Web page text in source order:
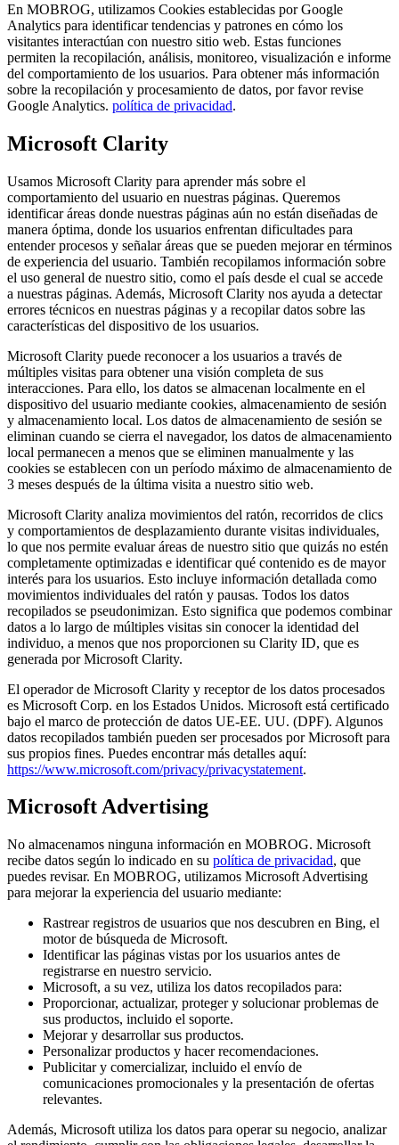
En MOBROG, utilizamos Cookies establecidas por Google
Analytics para identificar tendencias y patrones en cómo los
visitantes interactúan con nuestro sitio web. Estas funciones
permiten la recopilación, análisis, monitoreo, visualización e informe
del comportamiento de los usuarios. Para obtener más información
sobre la recopilación y procesamiento de datos, por favor revise
Google Analytics. política de privacidad.
Microsoft Clarity
Usamos Microsoft Clarity para aprender más sobre el
comportamiento del usuario en nuestras páginas. Queremos
identificar áreas donde nuestras páginas aún no están diseñadas de
manera óptima, donde los usuarios enfrentan dificultades para
entender procesos y señalar áreas que se pueden mejorar en términos
de experiencia del usuario. También recopilamos información sobre
el uso general de nuestro sitio, como el país desde el cual se accede
a nuestras páginas. Además, Microsoft Clarity nos ayuda a detectar
errores técnicos en nuestras páginas y a recopilar datos sobre las
características del dispositivo de los usuarios.
Microsoft Clarity puede reconocer a los usuarios a través de
múltiples visitas para obtener una visión completa de sus
interacciones. Para ello, los datos se almacenan localmente en el
dispositivo del usuario mediante cookies, almacenamiento de sesión
y almacenamiento local. Los datos de almacenamiento de sesión se
eliminan cuando se cierra el navegador, los datos de almacenamiento
local permanecen a menos que se eliminen manualmente y las
cookies se establecen con un período máximo de almacenamiento de
3 meses después de la última visita a nuestro sitio web.
Microsoft Clarity analiza movimientos del ratón, recorridos de clics
y comportamientos de desplazamiento durante visitas individuales,
lo que nos permite evaluar áreas de nuestro sitio que quizás no estén
completamente optimizadas e identificar qué contenido es de mayor
interés para los usuarios. Esto incluye información detallada como
movimientos individuales del ratón y pausas. Todos los datos
recopilados se pseudonimizan. Esto significa que podemos combinar
datos a lo largo de múltiples visitas sin conocer la identidad del
individuo, a menos que nos proporcionen su Clarity ID, que es
generada por Microsoft Clarity.
El operador de Microsoft Clarity y receptor de los datos procesados
es Microsoft Corp. en los Estados Unidos. Microsoft está certificado
bajo el marco de protección de datos UE-EE. UU. (DPF). Algunos
datos recopilados también pueden ser procesados por Microsoft para
sus propios fines. Puedes encontrar más detalles aquí:
https://www.microsoft.com/privacy/privacystatement.
Microsoft Advertising
No almacenamos ninguna información en MOBROG. Microsoft
recibe datos según lo indicado en su política de privacidad, que
puedes revisar. En MOBROG, utilizamos Microsoft Advertising
para mejorar la experiencia del usuario mediante:
Rastrear registros de usuarios que nos descubren en Bing, el
motor de búsqueda de Microsoft.
Identificar las páginas vistas por los usuarios antes de
registrarse en nuestro servicio.
Microsoft, a su vez, utiliza los datos recopilados para:
Proporcionar, actualizar, proteger y solucionar problemas de
sus productos, incluido el soporte.
Mejorar y desarrollar sus productos.
Personalizar productos y hacer recomendaciones.
Publicitar y comercializar, incluido el envío de
comunicaciones promocionales y la presentación de ofertas
relevantes.
Además, Microsoft utiliza los datos para operar su negocio, analizar